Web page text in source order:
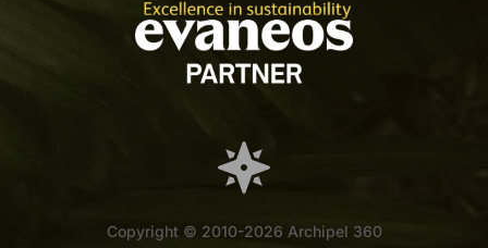
Copyright © 2010-2026 Archipel 360